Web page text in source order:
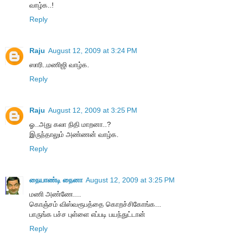
வாழ்க..!
Reply
Raju August 12, 2009 at 3:24 PM
ஸாரி..மணிஜி வாழ்க.
Reply
Raju August 12, 2009 at 3:25 PM
ஓ..அது கலா நிதி மாறனா..?
இருந்தாலும் அண்ணன் வாழ்க.
Reply
நையாண்டி நைனா August 12, 2009 at 3:25 PM
மணி அண்ணே....
கொஞ்சம் விஸ்வரூபத்தை கொறச்சிகோங்க...
பாருங்க பச்ச புள்ளை எப்படி பயந்துட்டான்
Reply